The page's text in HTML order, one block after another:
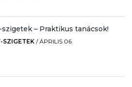
szigetek – Praktikus tanácsok!
SZIGETEK /ÁPRILIS 06.